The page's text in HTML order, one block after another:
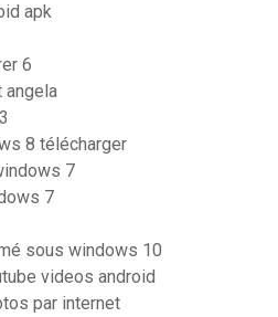
apk
6
angela
8 télécharger
7
7
sous windows 10
videos android
par internet